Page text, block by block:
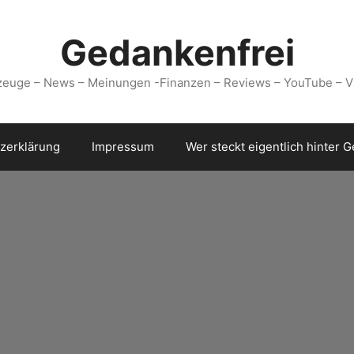
Gedankenfrei
– News – Meinungen -Finanzen – Reviews – YouTube –
Impressum Wer steckt eigentlich hinter